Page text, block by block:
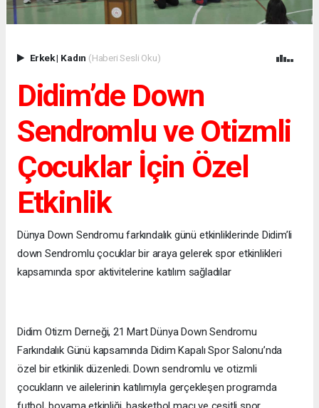
Erkek| Kadın (Haberi Sesli Oku)
Didim’de Down
Sendromlu ve Otizmli
Çocuklar İçin Özel
Etkinlik
Dünya Down Sendromu farkındalık günü etkinliklerinde Didim’li
down Sendromlu çocuklar bir araya gelerek spor etkinlikleri
kapsamında spor aktivitelerine katılım sağladılar
Didim Otizm Derneği, 21 Mart Dünya Down Sendromu
Farkındalık Günü kapsamında Didim Kapalı Spor Salonu’nda
özel bir etkinlik düzenledi. Down sendromlu ve otizmli
çocukların ve ailelerinin katılımıyla gerçekleşen programda